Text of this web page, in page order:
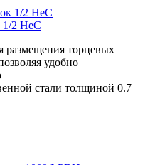
1/2 HeC
размещения торцевых
удобно
стали толщиной 0.7